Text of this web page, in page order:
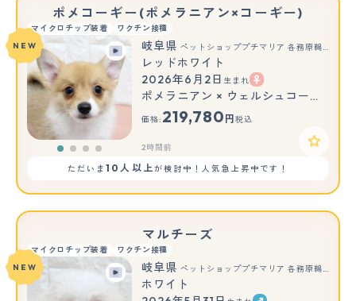
ポメコーギー(ポメラニアン×コーギー)
マイクロチップ装着
ワクチン接種
NEW
岐阜県 ペットショッププチマリア 各務原鵜沼店
レッドホワイト
2026年6月2日 生まれ
ポメラニアン × ウェルシュコーギーペンブローク
価格: 219,780 円 税込
2時間前
ただいま10人以上が検討中！人気急上昇中です！
マルチーズ
マイクロチップ装着
ワクチン接種
NEW
岐阜県 ペットショッププチマリア 各務原鵜沼店
ホワイト